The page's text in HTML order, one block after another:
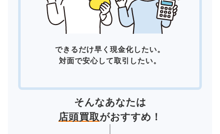
できるだけ早く現金化したい。
対面で安心して取引したい。
そんなあなたは
店頭買取がおすすめ！